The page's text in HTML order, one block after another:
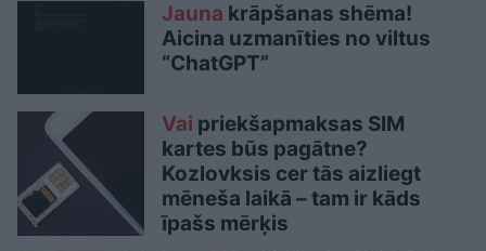
Jauna krāpšanas shēma!
Aicina uzmanīties no viltus
“ChatGPT”
Vai priekšapmaksas SIM
kartes būs pagātne?
Kozlovksis cer tās aizliegt
mēneša laikā – tam ir kāds
īpašs mērķis